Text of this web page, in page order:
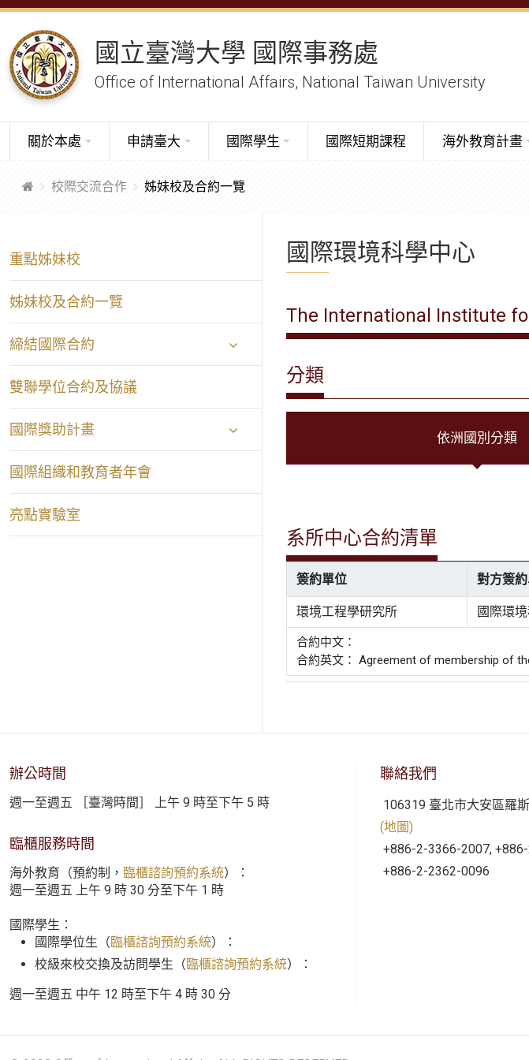
國立臺灣大學 國際事務處
Office of International Affairs, National Taiwan University
關於本處 申請臺大 國際學生 國際短期課程 海外教育計畫
校際交流合作 姊妹校及合約一覽
重點姊妹校
姊妹校及合約一覽
締結國際合約
雙聯學位合約及協議
國際獎助計畫
國際組織和教育者年會
亮點實驗室
國際環境科學中心
The International Institute
分類
依洲國別分類
系所中心合約清單
簽約單位 對方簽
環境工程學研究所 國際環
合約中文：
合約英文： Agreement of membership of
辦公時間
週一至週五 ［臺灣時間］ 上午 9 時至下午 5 時
臨櫃服務時間
海外教育（預約制， 臨櫃諮詢預約系統）：
週一至週五 上午 9 時 30 分至下午 1 時
國際學生：
國際學位生（臨櫃諮詢預約系統）：
校級來校交換及訪問學生（臨櫃諮詢預約系統）：
週一至週五 中午 12 時至下午 4 時 30 分
聯絡我們
106319 臺北市大安區羅
(地圖)
+886-2-3366-2007,
+886-2-2362-0096